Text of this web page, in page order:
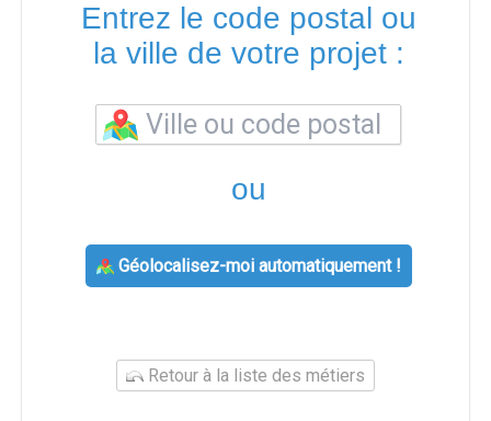
Entrez le code postal ou
la ville de votre projet :
ou
Géolocalisez-moi automatiquement !
Retour à la liste des métiers